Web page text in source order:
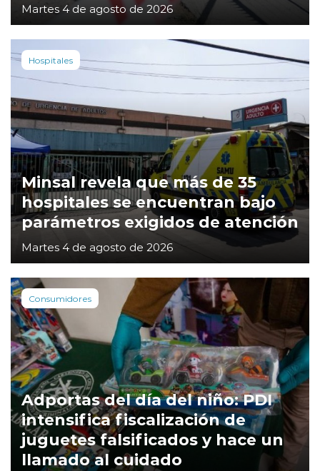
Martes 4 de agosto de 2026
Hospitales
Minsal revela que más de 35
hospitales se encuentran bajo
parámetros exigidos de atención
Martes 4 de agosto de 2026
Consumidores
Adportas del día del niño: PDI
intensifica fiscalización de
juguetes falsificados y hace un
llamado al cuidado